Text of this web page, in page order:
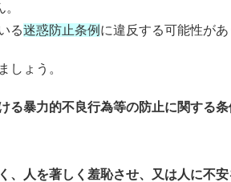
る迷惑防止条例 に違反する可能性があ
しょう。
る暴力的不良行為等の防止に関する
、人を著しく羞恥させ、又は人に不